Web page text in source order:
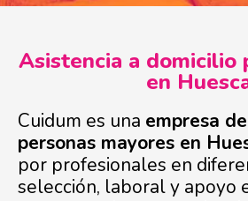
Asistencia a domicilio
en
Cuidum es una empresa
personas mayores en
por profesionales en
selección, laboral y apoyo